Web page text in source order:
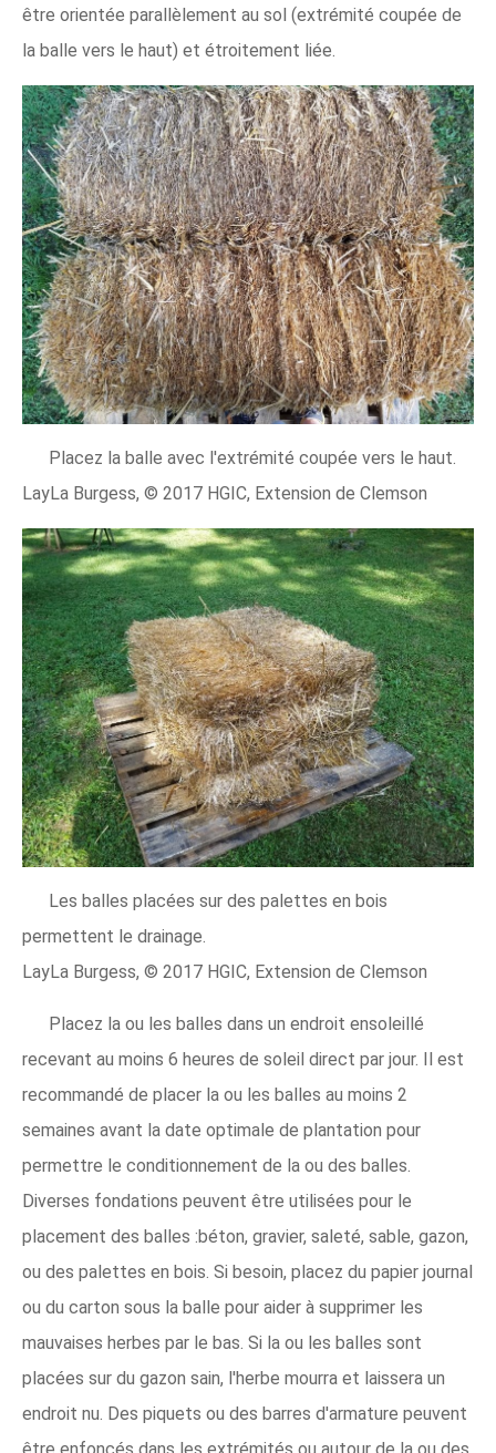
être orientée parallèlement au sol (extrémité coupée de
la balle vers le haut) et étroitement liée.
Placez la balle avec l'extrémité coupée vers le haut.
LayLa Burgess, © 2017 HGIC, Extension de Clemson
Les balles placées sur des palettes en bois
permettent le drainage.
LayLa Burgess, © 2017 HGIC, Extension de Clemson
Placez la ou les balles dans un endroit ensoleillé
recevant au moins 6 heures de soleil direct par jour. Il est
recommandé de placer la ou les balles au moins 2
semaines avant la date optimale de plantation pour
permettre le conditionnement de la ou des balles.
Diverses fondations peuvent être utilisées pour le
placement des balles :béton, gravier, saleté, sable, gazon,
ou des palettes en bois. Si besoin, placez du papier journal
ou du carton sous la balle pour aider à supprimer les
mauvaises herbes par le bas. Si la ou les balles sont
placées sur du gazon sain, l'herbe mourra et laissera un
endroit nu. Des piquets ou des barres d'armature peuvent